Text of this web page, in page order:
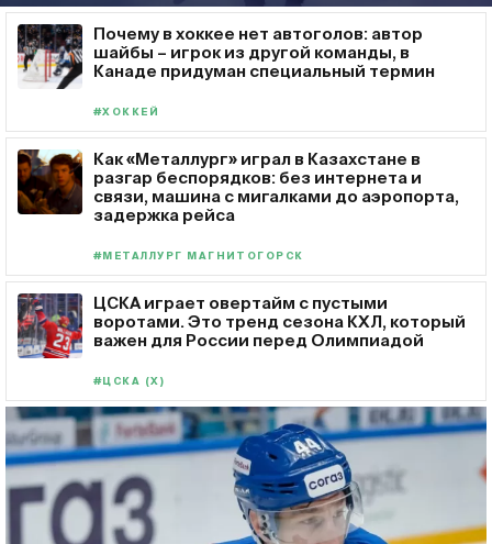
Почему в хоккее нет автоголов: автор
шайбы – игрок из другой команды, в
Канаде придуман специальный термин
#ХОККЕЙ
Как «Металлург» играл в Казахстане в
разгар беспорядков: без интернета и
связи, машина с мигалками до аэропорта,
задержка рейса
#МЕТАЛЛУРГ МАГНИТОГОРСК
ЦСКА играет овертайм с пустыми
воротами. Это тренд сезона КХЛ, который
важен для России перед Олимпиадой
#ЦСКА (Х)